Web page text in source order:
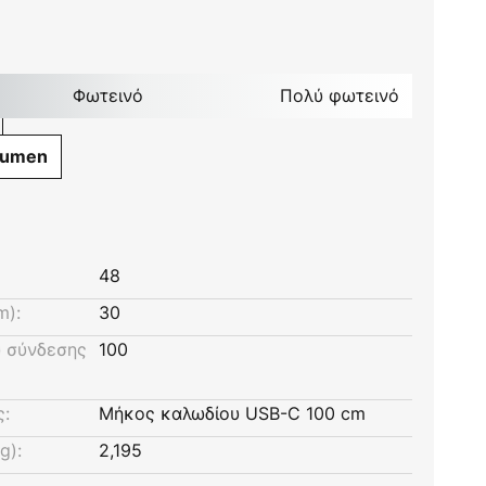
Φωτεινό Πολύ φωτεινό
48
30
100
Μήκος καλωδίου USB-C 100 cm
2,195